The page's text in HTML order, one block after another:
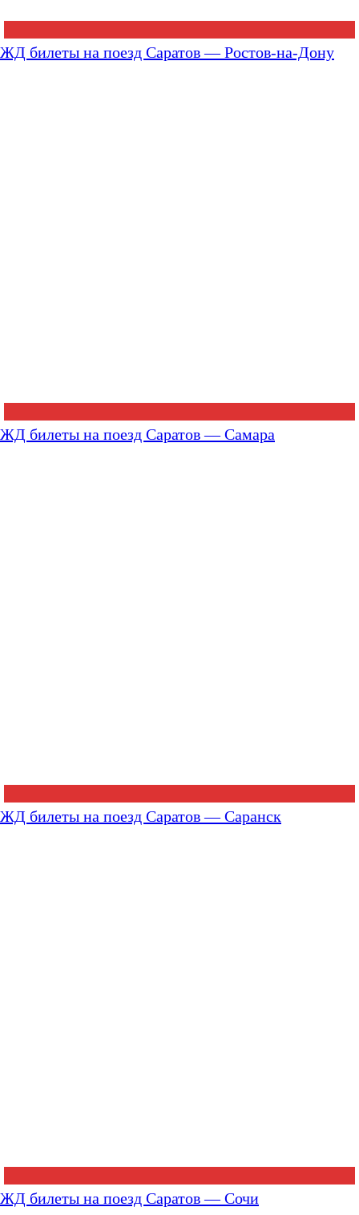
ЖД билеты на поезд Саратов — Ростов-на-Дону
ЖД билеты на поезд Саратов — Самара
ЖД билеты на поезд Саратов — Саранск
ЖД билеты на поезд Саратов — Сочи